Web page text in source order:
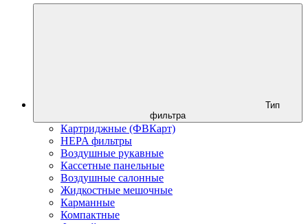
фильтра
Картриджные (ФВКарт)
HEPA фильтры
Воздушные рукавные
Кассетные панельные
Воздушные салонные
Жидкостные мешочные
Карманные
Компактные